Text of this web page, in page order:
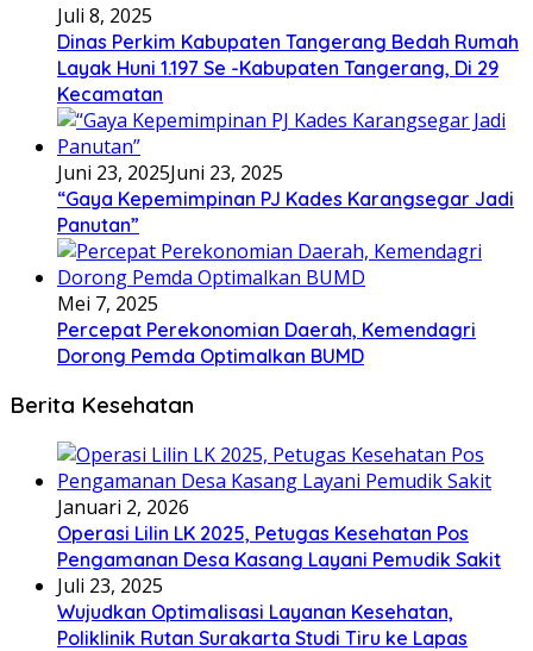
Juli 8, 2025
Dinas Perkim Kabupaten Tangerang Bedah Rumah
Layak Huni 1.197 Se -Kabupaten Tangerang, Di 29
Kecamatan
Juni 23, 2025Juni 23, 2025
“Gaya Kepemimpinan PJ Kades Karangsegar Jadi
Panutan”
Mei 7, 2025
Percepat Perekonomian Daerah, Kemendagri
Dorong Pemda Optimalkan BUMD
Berita Kesehatan
Januari 2, 2026
Operasi Lilin LK 2025, Petugas Kesehatan Pos
Pengamanan Desa Kasang Layani Pemudik Sakit
Juli 23, 2025
Wujudkan Optimalisasi Layanan Kesehatan,
Poliklinik Rutan Surakarta Studi Tiru ke Lapas